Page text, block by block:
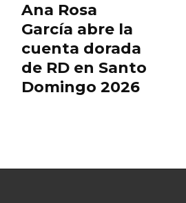
Ana Rosa
García abre la
cuenta dorada
de RD en Santo
Domingo 2026